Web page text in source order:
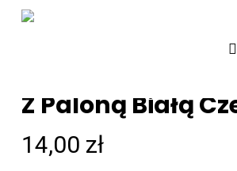
Skip
Z Paloną Białą
14,00 zł